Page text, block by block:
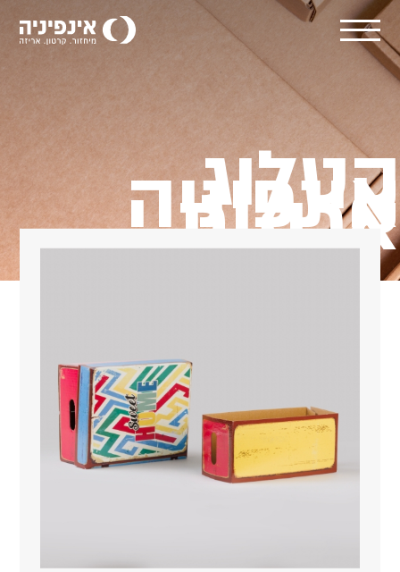
קטלוג
אינפיניה
אריזות